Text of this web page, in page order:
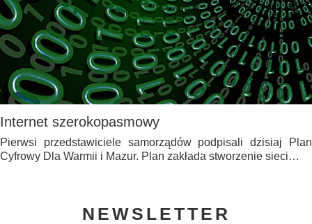
Internet szerokopasmowy
Pierwsi przedstawiciele samorządów podpisali dzisiaj Plan
Cyfrowy Dla Warmii i Mazur. Plan zakłada stworzenie sieci…
NEWSLETTER